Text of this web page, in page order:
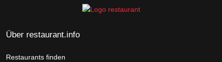
Über restaurant.info
Restaurants finden